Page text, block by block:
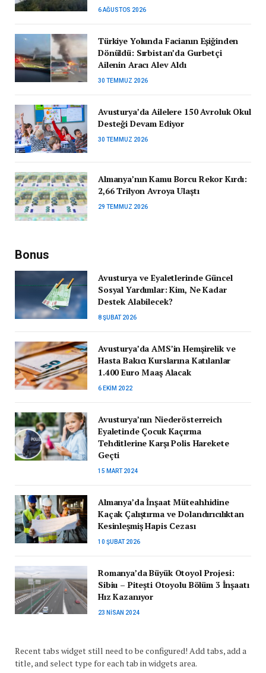
6 AĞUSTOS 2026
Türkiye Yolunda Facianın Eşiğinden
Dönüldü: Sırbistan’da Gurbetçi
Ailenin Aracı Alev Aldı
30 TEMMUZ 2026
Avusturya’da Ailelere 150 Avroluk Okul
Desteği Devam Ediyor
30 TEMMUZ 2026
Almanya’nın Kamu Borcu Rekor Kırdı:
2,66 Trilyon Avroya Ulaştı
29 TEMMUZ 2026
Bonus
Avusturya ve Eyaletlerinde Güncel
Sosyal Yardımlar: Kim, Ne Kadar
Destek Alabilecek?
8 ŞUBAT 2026
Avusturya’da AMS’in Hemşirelik ve
Hasta Bakıcı Kurslarına Katılanlar
1.400 Euro Maaş Alacak
6 EKIM 2022
Avusturya’nın Niederösterreich
Eyaletinde Çocuk Kaçırma
Tehditlerine Karşı Polis Harekete
Geçti
15 MART 2024
Almanya’da İnşaat Müteahhidine
Kaçak Çalıştırma ve Dolandırıcılıktan
Kesinleşmiş Hapis Cezası
10 ŞUBAT 2026
Romanya’da Büyük Otoyol Projesi:
Sibiu – Pitești Otoyolu Bölüm 3 İnşaatı
Hız Kazanıyor
23 NISAN 2024
Recent tabs widget still need to be configured! Add tabs, add a
title, and select type for each tab in widgets area.